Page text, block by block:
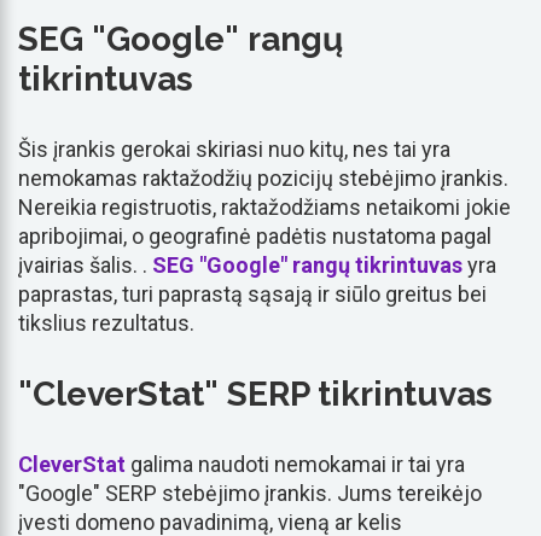
SEG "Google" rangų
tikrintuvas
Šis įrankis gerokai skiriasi nuo kitų, nes tai yra
nemokamas raktažodžių pozicijų stebėjimo įrankis.
Nereikia registruotis, raktažodžiams netaikomi jokie
apribojimai, o geografinė padėtis nustatoma pagal
įvairias šalis. . SEG "Google" rangų tikrintuvasyra
paprastas, turi paprastą sąsają ir siūlo greitus bei
tikslius rezultatus.
"CleverStat" SERP tikrintuvas
CleverStat galima naudoti nemokamai ir tai yra
"Google" SERP stebėjimo įrankis. Jums tereikėjo
įvesti domeno pavadinimą, vieną ar kelis